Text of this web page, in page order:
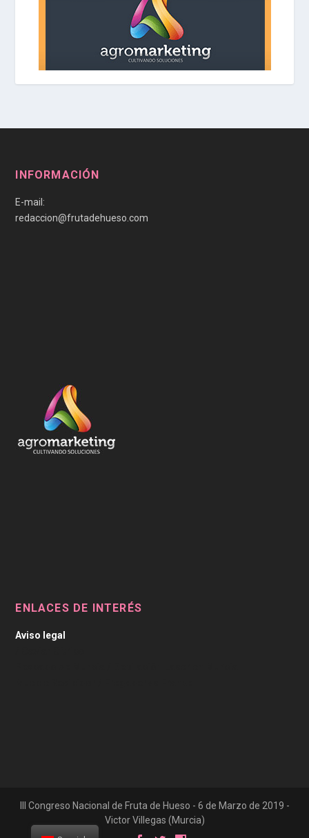
INFORMACIÓN
E-mail:
redaccion@frutadehueso.com
ENLACES DE INTERÉS
Aviso legal
III Congreso Nacional de Fruta de Hueso - 6 de Marzo de 2019 -
Victor Villegas (Murcia)